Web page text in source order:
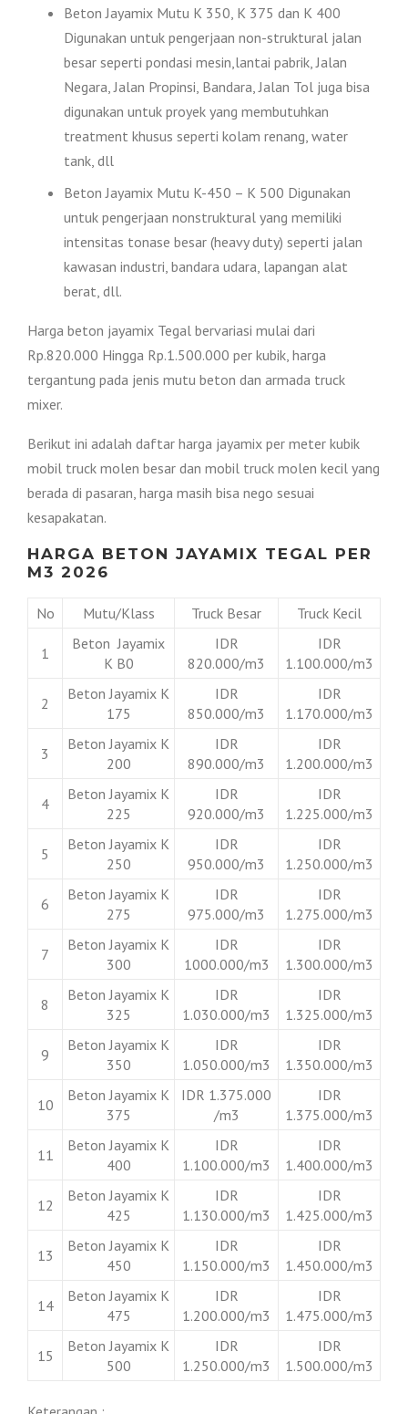
Beton Jayamix Mutu K 350, K 375 dan K 400
Digunakan untuk pengerjaan non-struktural jalan
besar seperti pondasi mesin,lantai pabrik, Jalan
Negara, Jalan Propinsi, Bandara, Jalan Tol juga bisa
digunakan untuk proyek yang membutuhkan
treatment khusus seperti kolam renang, water
tank, dll
Beton Jayamix Mutu K-450 – K 500 Digunakan
untuk pengerjaan nonstruktural yang memiliki
intensitas tonase besar (heavy duty) seperti jalan
kawasan industri, bandara udara, lapangan alat
berat, dll.
Harga beton jayamix Tegal bervariasi mulai dari
Rp.820.000 Hingga Rp.1.500.000 per kubik, harga
tergantung pada jenis mutu beton dan armada truck
mixer.
Berikut ini adalah daftar harga jayamix per meter kubik
mobil truck molen besar dan mobil truck molen kecil yang
berada di pasaran, harga masih bisa nego sesuai
kesapakatan.
HARGA BETON JAYAMIX TEGAL PER
M3 2026
No Mutu/Klass Truck Besar Truck Kecil
1
Beton Jayamix
K B0
IDR
820.000/m3
IDR
1.100.000/m3
2
Beton Jayamix K
175
IDR
850.000/m3
IDR
1.170.000/m3
3
Beton Jayamix K
200
IDR
890.000/m3
IDR
1.200.000/m3
4
Beton Jayamix K
225
IDR
920.000/m3
IDR
1.225.000/m3
5
Beton Jayamix K
250
IDR
950.000/m3
IDR
1.250.000/m3
6
Beton Jayamix K
275
IDR
975.000/m3
IDR
1.275.000/m3
7
Beton Jayamix K
300
IDR
1000.000/m3
IDR
1.300.000/m3
8
Beton Jayamix K
325
IDR
1.030.000/m3
IDR
1.325.000/m3
9
Beton Jayamix K
350
IDR
1.050.000/m3
IDR
1.350.000/m3
10
Beton Jayamix K
375
IDR 1.375.000
/m3
IDR
1.375.000/m3
11
Beton Jayamix K
400
IDR
1.100.000/m3
IDR
1.400.000/m3
12
Beton Jayamix K
425
IDR
1.130.000/m3
IDR
1.425.000/m3
13
Beton Jayamix K
450
IDR
1.150.000/m3
IDR
1.450.000/m3
14
Beton Jayamix K
475
IDR
1.200.000/m3
IDR
1.475.000/m3
15
Beton Jayamix K
500
IDR
1.250.000/m3
IDR
1.500.000/m3